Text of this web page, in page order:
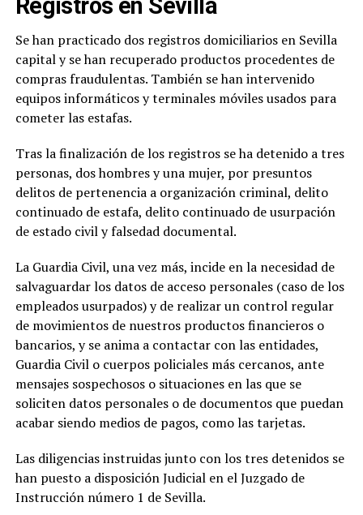
Registros en Sevilla
Se han practicado dos registros domiciliarios en Sevilla
capital y se han recuperado productos procedentes de
compras fraudulentas. También se han intervenido
equipos informáticos y terminales móviles usados para
cometer las estafas.
Tras la finalización de los registros se ha detenido a tres
personas, dos hombres y una mujer, por presuntos
delitos de pertenencia a organización criminal, delito
continuado de estafa, delito continuado de usurpación
de estado civil y falsedad documental.
La Guardia Civil, una vez más, incide en la necesidad de
salvaguardar los datos de acceso personales (caso de los
empleados usurpados) y de realizar un control regular
de movimientos de nuestros productos financieros o
bancarios, y se anima a contactar con las entidades,
Guardia Civil o cuerpos policiales más cercanos, ante
mensajes sospechosos o situaciones en las que se
soliciten datos personales o de documentos que puedan
acabar siendo medios de pagos, como las tarjetas.
Las diligencias instruidas junto con los tres detenidos se
han puesto a disposición Judicial en el Juzgado de
Instrucción número 1 de Sevilla.